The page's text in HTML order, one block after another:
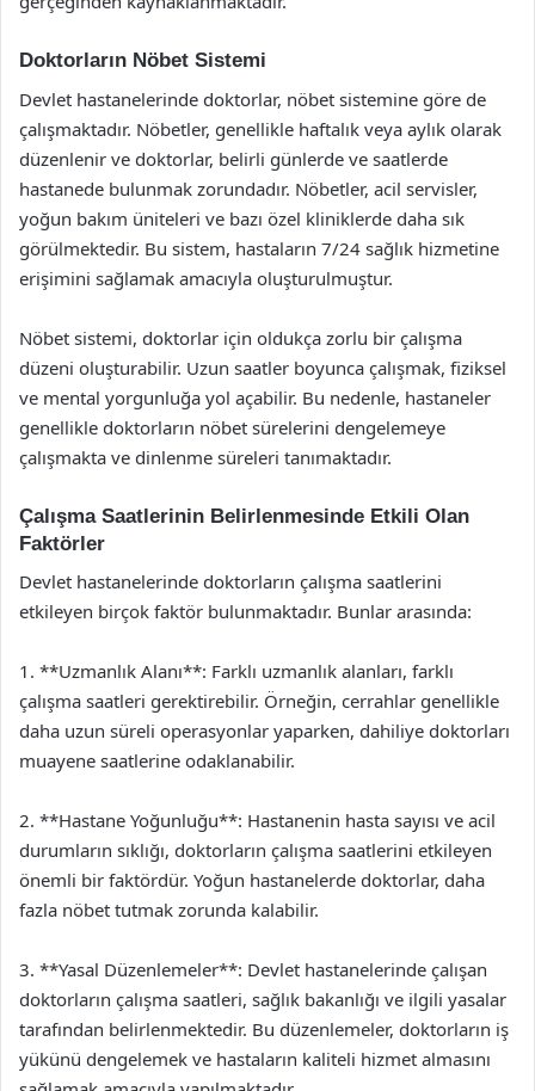
Doktorların Nöbet Sistemi
Devlet hastanelerinde doktorlar, nöbet sistemine göre de
çalışmaktadır. Nöbetler, genellikle haftalık veya aylık olarak
düzenlenir ve doktorlar, belirli günlerde ve saatlerde
hastanede bulunmak zorundadır. Nöbetler, acil servisler,
yoğun bakım üniteleri ve bazı özel kliniklerde daha sık
görülmektedir. Bu sistem, hastaların 7/24 sağlık hizmetine
erişimini sağlamak amacıyla oluşturulmuştur.
Nöbet sistemi, doktorlar için oldukça zorlu bir çalışma
düzeni oluşturabilir. Uzun saatler boyunca çalışmak, fiziksel
ve mental yorgunluğa yol açabilir. Bu nedenle, hastaneler
genellikle doktorların nöbet sürelerini dengelemeye
çalışmakta ve dinlenme süreleri tanımaktadır.
Çalışma Saatlerinin Belirlenmesinde Etkili Olan
Faktörler
Devlet hastanelerinde doktorların çalışma saatlerini
etkileyen birçok faktör bulunmaktadır. Bunlar arasında:
1. **Uzmanlık Alanı**: Farklı uzmanlık alanları, farklı
çalışma saatleri gerektirebilir. Örneğin, cerrahlar genellikle
daha uzun süreli operasyonlar yaparken, dahiliye doktorları
muayene saatlerine odaklanabilir.
2. **Hastane Yoğunluğu**: Hastanenin hasta sayısı ve acil
durumların sıklığı, doktorların çalışma saatlerini etkileyen
önemli bir faktördür. Yoğun hastanelerde doktorlar, daha
fazla nöbet tutmak zorunda kalabilir.
3. **Yasal Düzenlemeler**: Devlet hastanelerinde çalışan
doktorların çalışma saatleri, sağlık bakanlığı ve ilgili yasalar
tarafından belirlenmektedir. Bu düzenlemeler, doktorların iş
yükünü dengelemek ve hastaların kaliteli hizmet almasını